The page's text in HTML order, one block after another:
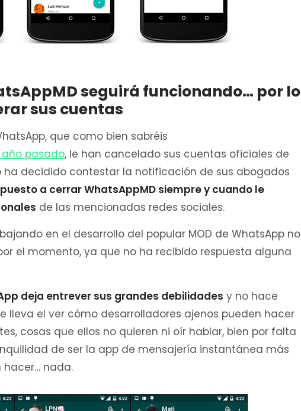
seguirá funcionando… por lo
sus cuentas
que como bien sabréis
pasado, le han cancelado sus cuentas oficiales de
ha decidido contestar la notificación de sus abogados
a cerrar WhatsAppMD siempre y cuando le
de las mencionadas redes sociales.
en el desarrollo del popular MOD de WhatsApp no
el momento, ya que no ha recibido respuesta alguna
deja entrever sus grandes debilidades y no hace
lleva el ver cómo desarrolladores ajenos pueden hacer
cosas que ellos no quieren ni oír hablar, bien por falta
de ser la app de mensajería instantánea más
hacer… nada.